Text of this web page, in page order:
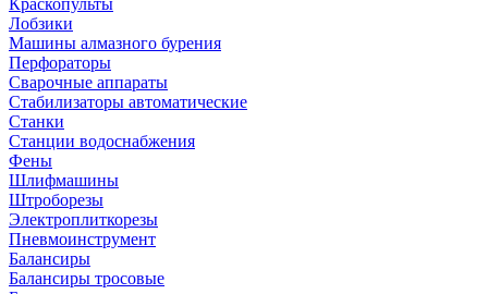
Краскопульты
Лобзики
Машины алмазного бурения
Перфораторы
Сварочные аппараты
Стабилизаторы автоматические
Станки
Станции водоснабжения
Фены
Шлифмашины
Штроборезы
Электроплиткорезы
Пневмоинструмент
Балансиры
Балансиры тросовые